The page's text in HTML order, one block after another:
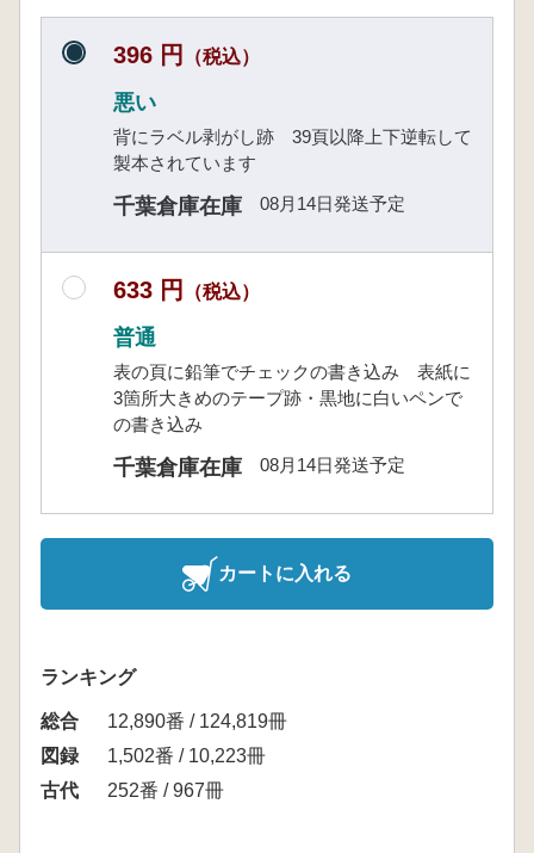
396 円 （税込）
悪い
背にラベル剥がし跡 39頁以降上下逆転して
製本されています
千葉倉庫在庫 08月14日発送予定
633 円 （税込）
普通
表の頁に鉛筆でチェックの書き込み 表紙に
3箇所大きめのテープ跡・黒地に白いペンで
の書き込み
千葉倉庫在庫 08月14日発送予定
カートに入れる
ランキング
総合
12,890番 / 124,819冊
図録
1,502番 / 10,223冊
古代
252番 / 967冊